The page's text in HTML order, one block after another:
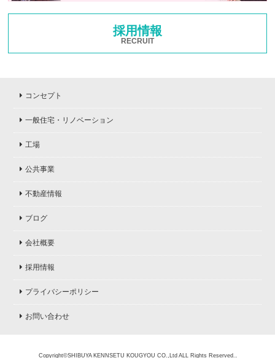
採用情報
RECRUIT
コンセプト
一般住宅・リノベーション
工場
公共事業
不動産情報
ブログ
会社概要
採用情報
プライバシーポリシー
お問い合わせ
Copyright©SHIBUYA KENNSETU KOUGYOU CO.,Ltd ALL Rights Reserved. .